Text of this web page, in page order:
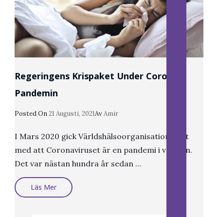
Regeringens Krispaket Under Corona
Pandemin
Posted On Publicerat
21 Augusti, 2021AvAmir
I Mars 2020 gick Världshälsoorganisationen ut
med att Coronaviruset är en pandemi i världen.
Det var nästan hundra år sedan …
Läs MerRegeringens
Krispaket
Under